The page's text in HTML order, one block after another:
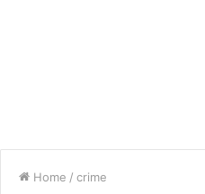
Home / crime